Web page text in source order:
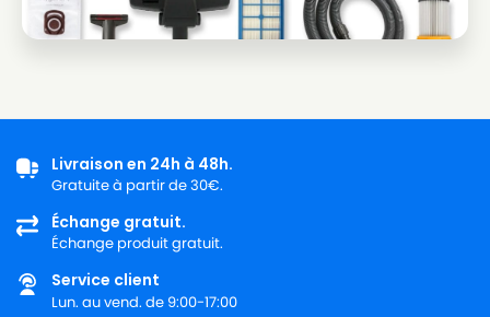
Livraison en 24h à 48h.
Gratuite à partir de 30€.
Échange gratuit.
Échange produit gratuit.
Service client
Lun. au vend. de 9:00-17:00